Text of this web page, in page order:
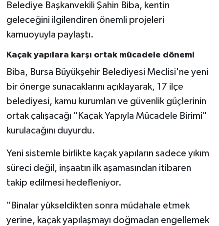
Belediye Başkanvekili Şahin Biba, kentin
geleceğini ilgilendiren önemli projeleri
kamuoyuyla paylaştı.
Kaçak yapılara karşı ortak mücadele dönemi
Biba, Bursa Büyükşehir Belediyesi Meclisi'ne yeni
bir önerge sunacaklarını açıklayarak, 17 ilçe
belediyesi, kamu kurumları ve güvenlik güçlerinin
ortak çalışacağı "Kaçak Yapıyla Mücadele Birimi"
kurulacağını duyurdu.
Yeni sistemle birlikte kaçak yapıların sadece yıkım
süreci değil, inşaatın ilk aşamasından itibaren
takip edilmesi hedefleniyor.
"Binalar yükseldikten sonra müdahale etmek
yerine, kaçak yapılaşmayı doğmadan engellemek